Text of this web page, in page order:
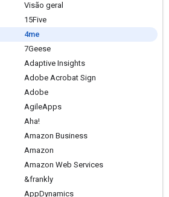
Visão geral
15Five
4me
7Geese
Adaptive Insights
Adobe Acrobat Sign
Adobe
AgileApps
Aha!
Amazon Business
Amazon
Amazon Web Services
&frankly
AppDynamics